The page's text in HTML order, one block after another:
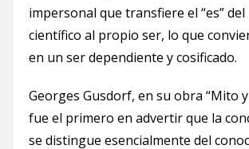
impersonal que transfiere el “es”
científico al propio ser, lo que
en un ser dependiente y cosificado.
Georges Gusdorf, en su obra “Mito
fue el primero en advertir que la
se distingue esencialmente del